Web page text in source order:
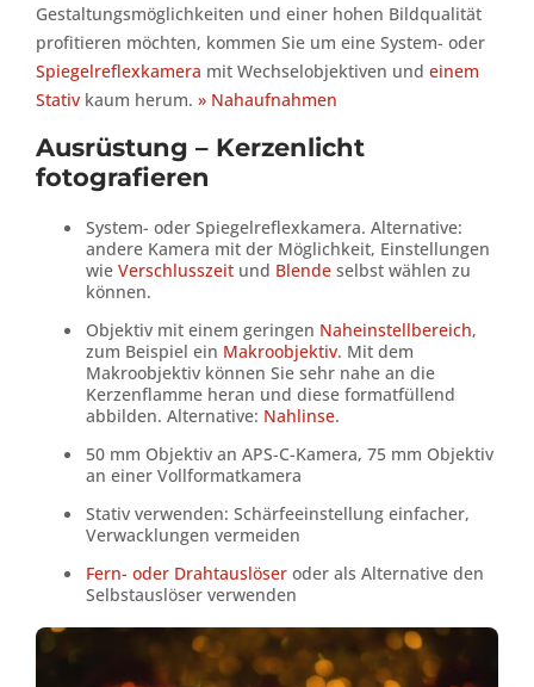
Gestaltungsmöglichkeiten und einer hohen Bildqualität
profitieren möchten, kommen Sie um eine System- oder
Spiegelreflexkamera mit Wechselobjektiven und einem
Stativ kaum herum. » Nahaufnahmen
Ausrüstung – Kerzenlicht
fotografieren
System- oder Spiegelreflexkamera. Alternative:
andere Kamera mit der Möglichkeit, Einstellungen
wie Verschlusszeit und Blende selbst wählen zu
können.
Objektiv mit einem geringen Naheinstellbereich,
zum Beispiel ein Makroobjektiv. Mit dem
Makroobjektiv können Sie sehr nahe an die
Kerzenflamme heran und diese formatfüllend
abbilden. Alternative: Nahlinse.
50 mm Objektiv an APS-C-Kamera, 75 mm Objektiv
an einer Vollformatkamera
Stativ verwenden: Schärfeeinstellung einfacher,
Verwacklungen vermeiden
Fern- oder Drahtauslöser oder als Alternative den
Selbstauslöser verwenden